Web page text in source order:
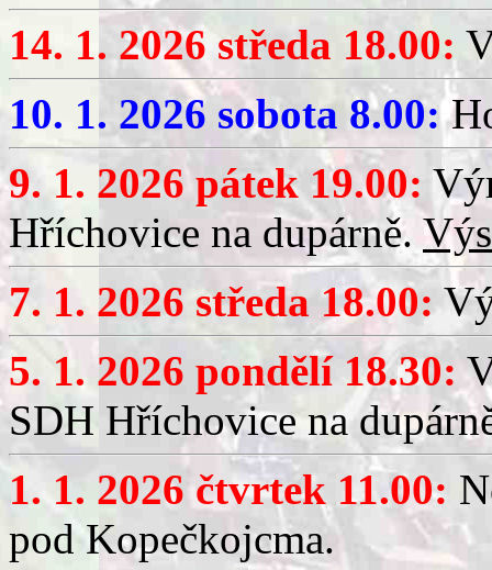
14. 1. 2026 středa 18.00:
10. 1. 2026 sobota 8.00:
9. 1. 2026 pátek 19.00:
Hříchovice na dupárně.
7. 1. 2026 středa 18.00:
5. 1. 2026 pondělí 18.30:
SDH Hříchovice na
1. 1. 2026 čtvrtek 11.00:
pod Kopečkojcma.